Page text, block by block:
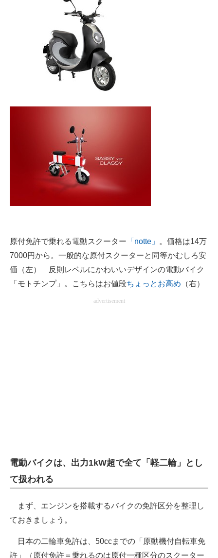
原付免許で乗れる電動スクーター 「notte」
。価格は14万
7000円から。一般的な原付スクーターと同等かむしろ安
価（左） 反則レベルにかわいいデザインの電動バイク
「モトチンプ」。こちらはお値段ちょっとお高め （右）
advertisement
電動バイクは、出力1kW超で全て「軽二輪」とし
て扱われる
まず、エンジンを搭載するバイクの免許区分を整理し
ておきましょう。
日本の二輪車免許は、50ccまでの「原動機付自転車免
許」（原付免許＝乗れるのは原付一種区分のスクーター